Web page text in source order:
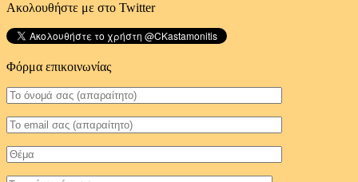
Ακολουθήστε με στο Twitter
Φόρμα επικοινωνίας